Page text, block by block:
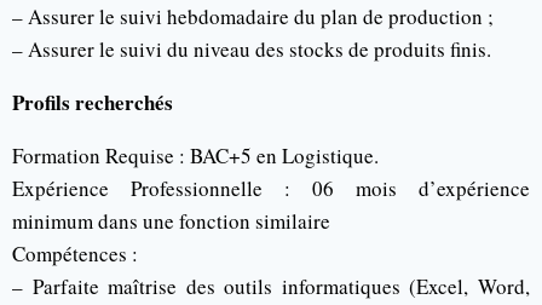
– Assurer le suivi hebdomadaire du plan de production ;
– Assurer le suivi du niveau des stocks de produits finis.
Profils recherchés
Formation Requise : BAC+5 en Logistique.
Expérience Professionnelle : 06 mois d’expérience
minimum dans une fonction similaire
Compétences :
– Parfaite maîtrise des outils informatiques (Excel, Word,